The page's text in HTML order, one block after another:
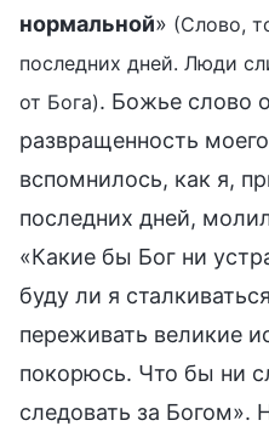
нормальной» (Слово,
последних дней. Люди
от Бога). Божье слово
развращенность
вспомнилось, как я,
последних дней,
«Какие бы Бог ни
буду ли я
переживать великие
покорюсь. Что бы ни
следовать за Богом».